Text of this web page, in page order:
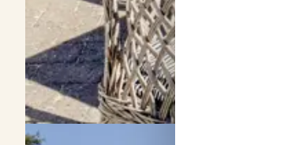
Vermietung von Ferienhäuser Egaa Strand